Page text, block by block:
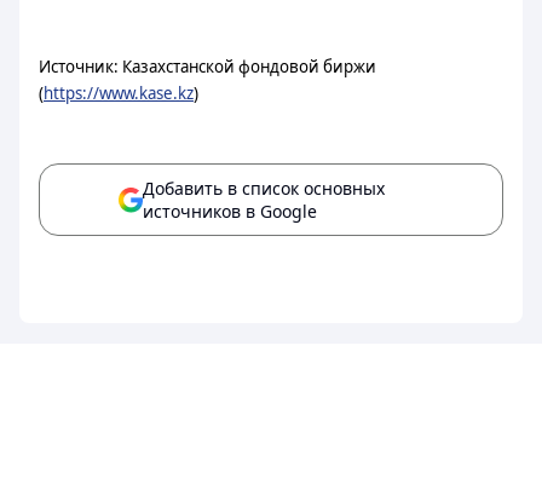
Источник: Казахстанской фондовой биржи
(https://www.kase.kz)
Добавить в список основных
источников в Google